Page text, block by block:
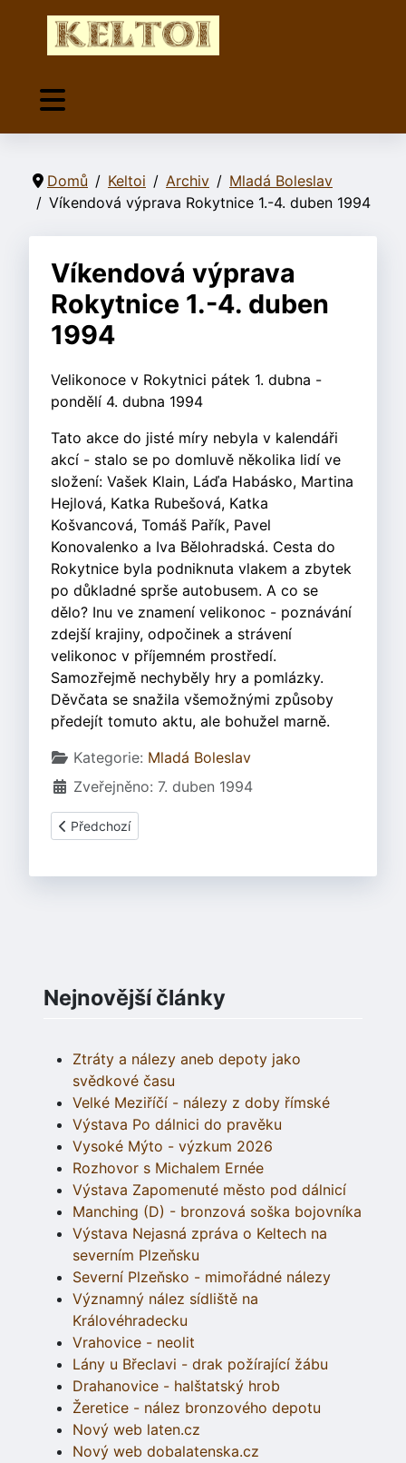
Domů Keltoi Archiv
Mladá Boleslav
Víkendová výprava Rokytnice 1.-4. duben 1994
Víkendová výprava
Rokytnice 1.-4. duben
1994
Velikonoce v Rokytnici pátek 1. dubna -
pondělí 4. dubna 1994
Tato akce do jisté míry nebyla v kalendáři
akcí - stalo se po domluvě několika lidí ve
složení: Vašek Klain, Láďa Habásko, Martina
Hejlová, Katka Rubešová, Katka
Košvancová, Tomáš Pařík, Pavel
Konovalenko a Iva Bělohradská. Cesta do
Rokytnice byla podniknuta vlakem a zbytek
po důkladné sprše autobusem. A co se
dělo? Inu ve znamení velikonoc - poznávání
zdejší krajiny, odpočinek a strávení
velikonoc v příjemném prostředí.
Samozřejmě nechyběly hry a pomlázky.
Děvčata se snažila všemožnými způsoby
předejít tomuto aktu, ale bohužel marně.
Základní údaje
Kategorie: Mladá Boleslav
Zveřejněno: 7. duben 1994
Předchozí článek: Víkend ve Sloupu 3. - 5. února 1995
Předchozí
Nejnovější články
Ztráty a nálezy aneb depoty jako
svědkové času
Velké Meziříčí - nálezy z doby římské
Výstava Po dálnici do pravěku
Vysoké Mýto - výzkum 2026
Rozhovor s Michalem Ernée
Výstava Zapomenuté město pod dálnicí
Manching (D) - bronzová soška bojovníka
Výstava Nejasná zpráva o Keltech na
severním Plzeňsku
Severní Plzeňsko - mimořádné nálezy
Významný nález sídliště na
Královéhradecku
Vrahovice - neolit
Lány u Břeclavi - drak požírající žábu
Drahanovice - halštatský hrob
Žeretice - nález bronzového depotu
Nový web laten.cz
Nový web dobalatenska.cz